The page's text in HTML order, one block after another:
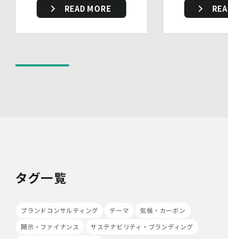
い者による個人データの閲覧を防止する措置を講じていま
す。
又は紛失等を防止するための措置を講じています。
しないよう措置を実施いたします。
て、Cookieの使用並びに利用者様のIPアドレス、アクセ
め、第三者の運営するツールから当社サイトを訪れる前に
イト等)を取得し、ご提供いただいた個人情報と照合する
READ MORE
タグ一覧
ブランドコンサルティング テーマ
気候・カーボン
開示・ファイナンス
サステナビリティ・ブランディング